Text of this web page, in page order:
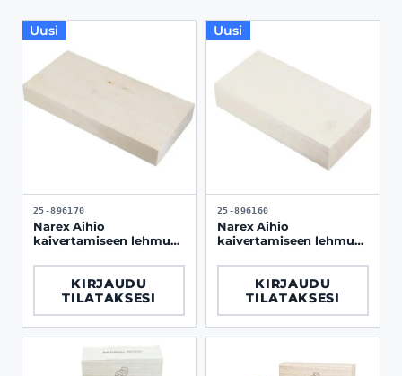
Uusi
25-896170
Narex Aihio
kaivertamiseen lehmus
KIRJAUDU
TILATAKSESI
Uusi
25-896160
Narex Aihio
kaivertamiseen lehmus
KIRJAUDU
TILATAKSESI